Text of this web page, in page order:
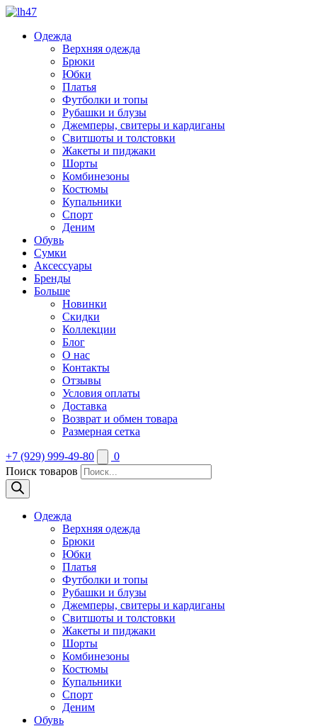
Одежда
Верхняя одежда
Брюки
Юбки
Платья
Футболки и топы
Рубашки и блузы
Джемперы, свитеры и кардиганы
Свитшоты и толстовки
Жакеты и пиджаки
Шорты
Комбинезоны
Костюмы
Купальники
Спорт
Деним
Обувь
Сумки
Аксессуары
Бренды
Больше
Новинки
Скидки
Коллекции
Блог
О нас
Контакты
Отзывы
Условия оплаты
Доставка
Возврат и обмен товара
Размерная сетка
+7 (929) 999-49-80
0
Поиск товаров
Одежда
Верхняя одежда
Брюки
Юбки
Платья
Футболки и топы
Рубашки и блузы
Джемперы, свитеры и кардиганы
Свитшоты и толстовки
Жакеты и пиджаки
Шорты
Комбинезоны
Костюмы
Купальники
Спорт
Деним
Обувь